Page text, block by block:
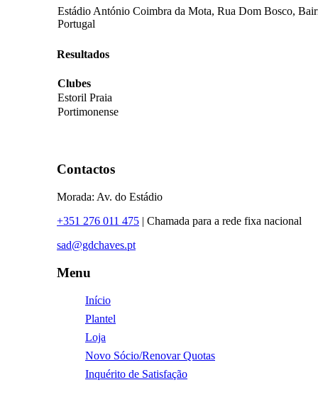
Estádio António Coimbra da Mota, Rua Dom Bosco,
Portugal
Resultados
Clubes
Estoril Praia
Portimonense
Contactos
Morada: Av. do Estádio
+351 276 011 475 | Chamada para a rede fixa nacional
sad@gdchaves.pt
Menu
Início
Plantel
Loja
Novo Sócio/Renovar Quotas
Inquérito de Satisfação